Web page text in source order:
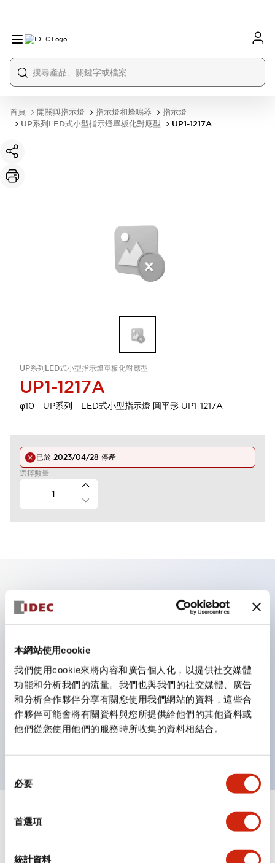
本網站使用cookie
我們使用cookie來將內容和廣告個人化，以提供社交媒體
功能和分析我們的流量。我們也與我們的社交媒體、廣告
和分析合作夥伴分享有關您使用我們網站的資料，這些合
作夥伴可能會將有關資料與您所提供給他們的其他資料或
他們從您使用他們的服務時所收集的資料相結合。
必要
首選項
統計資料
首頁 開關與指示燈 指示燈和蜂鳴器
指示燈
UP系列LED式小型指示燈單板化對應型
UP1-1217A
UP系列LED式小型指示燈單板化對應型
UP1-1217A
φ10 UP系列 LED式小型指示燈 圓平形 UP1-1217A
已於 2023/04/28 停產
選擇數量
主要特點
（A）、乳白（W）。
豐富的尺寸，豐富的設計。
也有內建電流限制用電阻的類型。
防護結構有IP65（IEC 60529）等級。［φ9、φ10］
面板厚度（共通）0.6 ～ 4mm（內建電阻型為0.6 ～
規格 顯示全部 +